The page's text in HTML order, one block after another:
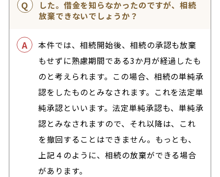
した。借金を知らなかったのですが、相続
放棄できないでしょうか？
本件では、相続開始後、相続の承認も放棄
もせずに熟慮期間である3か月が経過したも
のと考えられます。この場合、相続の単純承
認をしたものとみなされます。これを法定単
純承認といいます。法定単純承認も、単純承
認とみなされますので、それ以降は、これ
を撤回することはできません。もっとも、
上記４のように、相続の放棄ができる場合
があります。